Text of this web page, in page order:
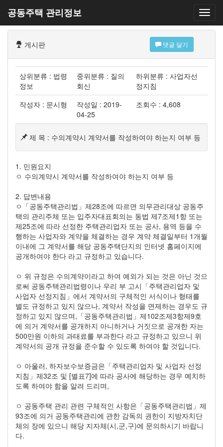
공동주택 관리정보
게시판 댓글 달기
상위분류 : 법령
정보
중위분류 : 질의
회신
하위분류 : 사업자선
정지침
작성자 : 문시형
작성일 : 2019-
04-25
조회수 : 4,608
제 목 : 수의계약시 계약서를 작성하여야 하는지 여부 등
1. 민원요지
ㅇ 수의계약시 계약서를 작성하여야 하는지 여부 등
2. 답변내용
ㅇ「공동주택관리법」제28조에 따르면 의무관리대상 공동주
택의 관리주체 또는 입주자대표회의는 동법 제7조제1항 또는
제25조에 따라 선정한 주택관리업자 또는 공사, 용역 등을 수
행하는 사업자와 계약을 체결하는 경우 계약 체결일부터 1개월
이내에 그 계약서를 해당 공동주택단지의 인터넷 홈페이지에
공개하여야 한다 라고 규정하고 있습니다.
ㅇ 위 규정은 수의계약이라고 하여 예외가 되는 것은 아닌 것으
로써 공동주택관리법령이나 우리 부 고시「주택관리업자 및
사업자 선정지침」에서 계약서의 구체적인 서식이나 형태를
별도 규정하고 있지 않으나, 계약서 작성을 면제하는 경우도 규
정하고 있지 않으며,「공동주택관리법」제102조제3항제9호
에 의거 계약서를 공개하지 아니하거나 거짓으로 공개한 자는
500만원 이하의 과태료를 부과한다 라고 규정하고 있으니 위
계약서의 공개 규정을 준수할 수 있도록 하여야 할 것입니다.
ㅇ 아울러, 하자보수보증금은「주택관리업자 및 사업자 선정
지침」제32조 및 [별표7]에 따라 공사에 해당하는 경우 예치하
도록 하여야 함을 알려 드리며,
ㅇ 공동주택 관리 관련 구체적인 사항은「공동주택관리법」제
93조에 의거 공동주택관리에 관한 감독의 권한이 지방자치단
체의 장에 있으니 해당 지자체(시,군,구)에 문의하시기 바랍니
다.